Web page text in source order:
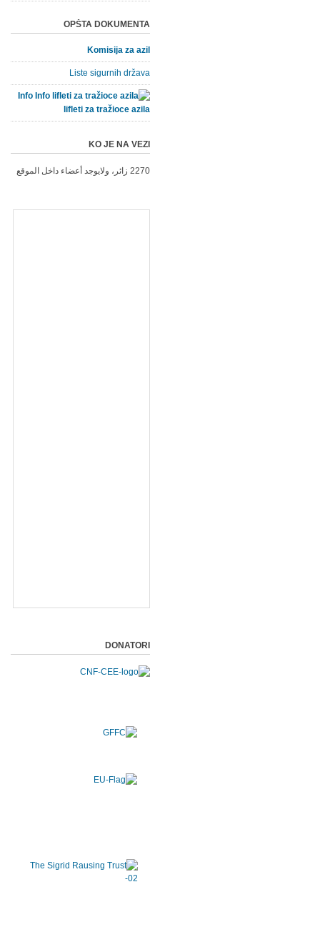
OPŠTA DOKUMENTA
Komisija za azil
Liste sigurnih država
Info
lifleti za tražioce azila
KO JE NA VEZI
2270 زائر، ولايوجد أعضاء داخل الموقع
DONATORI